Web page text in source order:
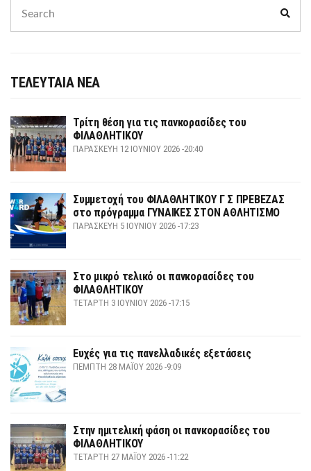
for:
ΤΕΛΕΥΤΑΙΑ ΝΕΑ
Τρίτη θέση για τις πανκορασίδες του
ΦΙΛΑΘΛΗΤΙΚΟΥ
ΠΑΡΑΣΚΕΥΉ 12 ΙΟΥΝΊΟΥ 2026 -20:40
Συμμετοχή του ΦΙΛΑΘΛΗΤΙΚΟΥ Γ Σ ΠΡΕΒΕΖΑΣ
στο πρόγραμμα ΓΥΝΑΙΚΕΣ ΣΤΟΝ ΑΘΛΗΤΙΣΜΟ
ΠΑΡΑΣΚΕΥΉ 5 ΙΟΥΝΊΟΥ 2026 -17:23
Στο μικρό τελικό οι πανκορασίδες του
ΦΙΛΑΘΛΗΤΙΚΟΥ
ΤΕΤΆΡΤΗ 3 ΙΟΥΝΊΟΥ 2026 -17:15
Ευχές για τις πανελλαδικές εξετάσεις
ΠΈΜΠΤΗ 28 ΜΑΪ́ΟΥ 2026 -9:09
Στην ημιτελική φάση οι πανκορασίδες του
ΦΙΛΑΘΛΗΤΙΚΟΥ
ΤΕΤΆΡΤΗ 27 ΜΑΪ́ΟΥ 2026 -11:22